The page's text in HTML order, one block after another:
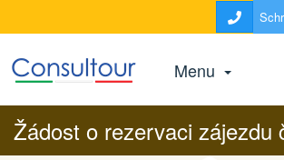
Menu
Žádost o rezervaci zájezdu